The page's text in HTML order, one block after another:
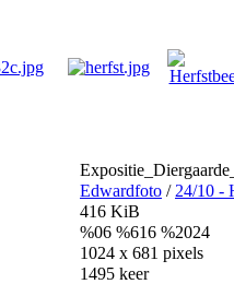
Edwardfoto / 24/10 -
416 KiB
%06 %616 %2024
1024 x 681 pixels
1495 keer